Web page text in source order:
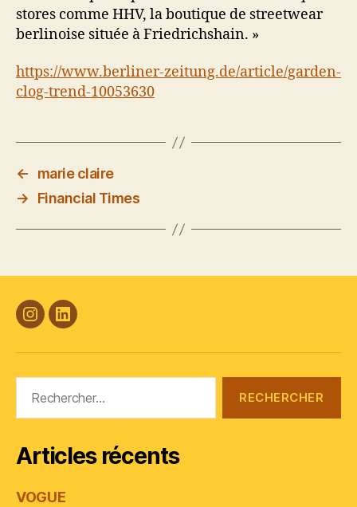
stores comme HHV, la boutique de streetwear
berlinoise située à Friedrichshain. »
https://www.berliner-zeitung.de/article/garden-
clog-trend-10053630
←
marie claire
→
Financial Times
#Plasticana
Linkedin
Articles récents
VOGUE